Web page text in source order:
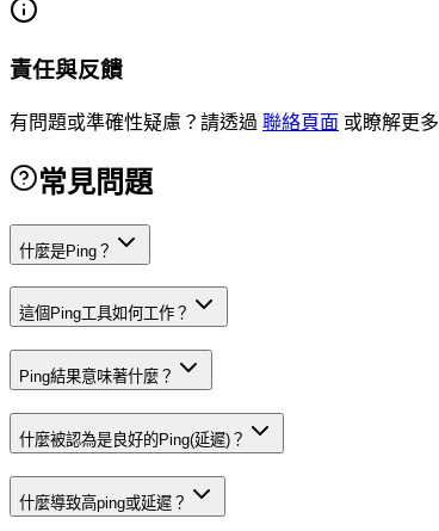
責任與反饋
有問題或準確性疑慮？請透過 聯絡頁面 或瞭解更多
常見問題
什麼是Ping？
這個Ping工具如何工作？
Ping結果意味著什麼？
什麼被認為是良好的Ping(延遲)？
什麼導致高ping或延遲？